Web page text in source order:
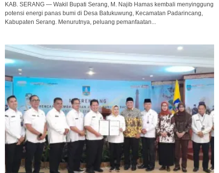
KAB. SERANG — Wakil Bupati Serang, M. Najib Hamas kembali menyinggung
potensi energi panas bumi di Desa Batukuwung, Kecamatan Padarincang,
Kabupaten Serang. Menurutnya, peluang pemanfaatan...